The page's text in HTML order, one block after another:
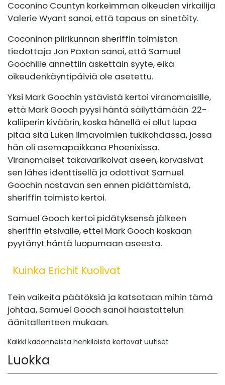
Coconino Countyn korkeimman oikeuden virkailija
Valerie Wyant sanoi, että tapaus on sinetöity.
Coconinon piirikunnan sheriffin toimiston
tiedottaja Jon Paxton sanoi, että Samuel
Goochille annettiin äskettäin syyte, eikä
oikeudenkäyntipäiviä ole asetettu.
Yksi Mark Goochin ystävistä kertoi viranomaisille,
että Mark Gooch pyysi häntä säilyttämään .22-
kaliiperin kiväärin, koska hänellä ei ollut lupaa
pitää sitä Luken ilmavoimien tukikohdassa, jossa
hän oli asemapaikkana Phoenixissa.
Viranomaiset takavarikoivat aseen, korvasivat
sen lähes identtisellä ja odottivat Samuel
Goochin nostavan sen ennen pidättämistä,
sheriffin toimisto kertoi.
Samuel Gooch kertoi pidätyksensä jälkeen
sheriffin etsivälle, ettei Mark Gooch koskaan
pyytänyt häntä luopumaan aseesta.
Kuinka Erichit Kuolivat
Tein vaikeita päätöksiä ja katsotaan mihin tämä
johtaa, Samuel Gooch sanoi haastattelun
äänitallenteen mukaan.
Kaikki kadonneista henkilöistä kertovat uutiset
Luokka